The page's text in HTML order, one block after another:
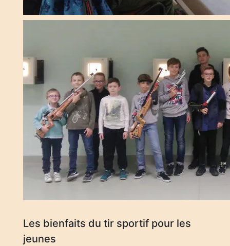
Les bienfaits du tir sportif pour les
jeunes